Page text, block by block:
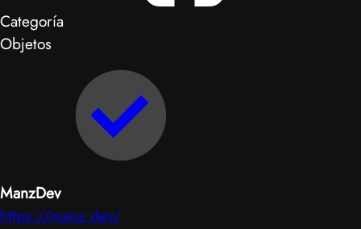
Categoría
Objetos
ManzDev
https://manz.dev/